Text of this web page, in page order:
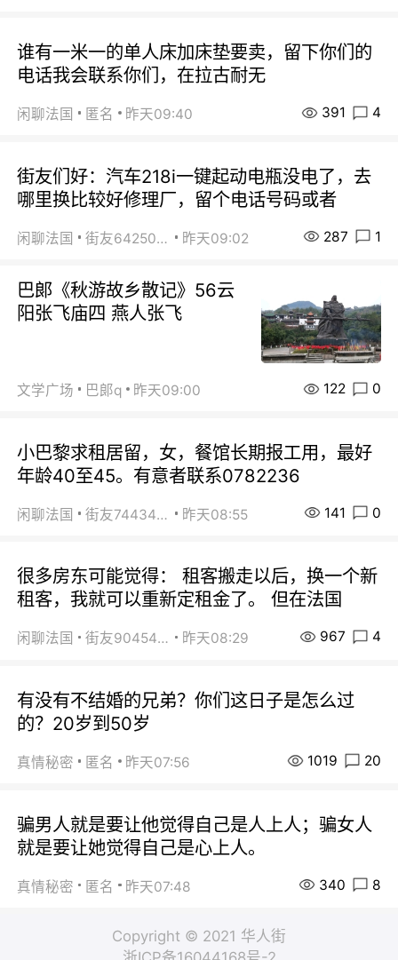
谁有一米一的单人床加床垫要卖，留下你们的
电话我会联系你们，在拉古耐无
闲聊法国 匿名 昨天09:40 391 4
街友们好：汽车218i一键起动电瓶没电了，去
哪里换比较好修理厂，留个电话号码或者
闲聊法国 街友64250024 昨天09:02 287 1
巴郞《秋游故乡散记》56云
阳张飞庙四 燕人张飞
文学广场 巴郞q 昨天09:00 122 0
小巴黎求租居留，女，餐馆长期报工用，最好
年龄40至45。有意者联系0782236
闲聊法国 街友74434350 昨天08:55 141 0
很多房东可能觉得： 租客搬走以后，换一个新
租客，我就可以重新定租金了。 但在法国
闲聊法国 街友90454511 昨天08:29 967 4
有没有不结婚的兄弟？你们这日子是怎么过
的？20岁到50岁
真情秘密 匿名 昨天07:56 1019 20
骗男人就是要让他觉得自己是人上人；骗女人
就是要让她觉得自己是心上人。
真情秘密 匿名 昨天07:48 340 8
Copyright © 2021 华人街